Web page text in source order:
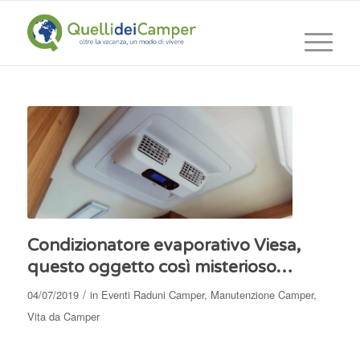
Condizionatore evaporativo Viesa,
questo oggetto così misterioso…
04/07/2019 / in Eventi Raduni Camper, Manutenzione Camper,
Vita da Camper